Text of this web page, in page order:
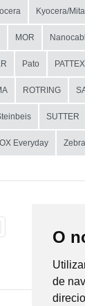
O
de
Kyocera/Mita
MOR
Pato PATTEX
ROTRING
SUTTER
Everyday Zebra